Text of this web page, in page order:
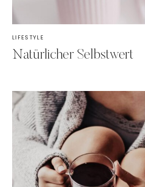
LIFESTYLE
Natürlicher Selbstwert